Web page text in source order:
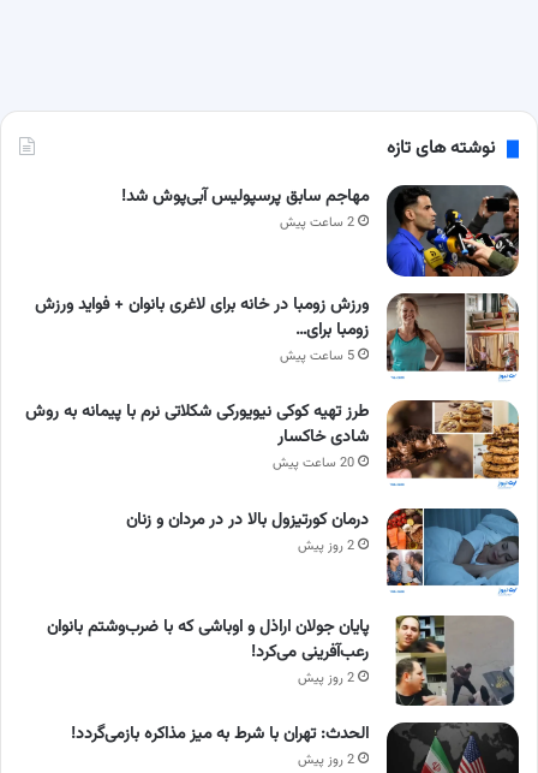
نوشته های تازه
مهاجم سابق پرسپولیس آبی‌پوش شد!
2 ساعت پیش
ورزش زومبا در خانه برای لاغری بانوان + فواید ورزش
زومبا برای…
5 ساعت پیش
طرز تهیه کوکی نیویورکی شکلاتی نرم با پیمانه به روش
شادی خاکسار
20 ساعت پیش
درمان کورتیزول بالا در در مردان و زنان
2 روز پیش
پایان جولان اراذل و اوباشی که با ضرب‌وشتم بانوان
رعب‌آفرینی می‌کرد!
2 روز پیش
الحدث: تهران با شرط به میز مذاکره بازمی‌گردد!
2 روز پیش